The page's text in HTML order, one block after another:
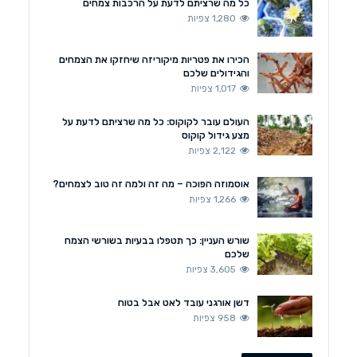
כל מה שרציתם לדעת על הרכבות צמחים
1,280 צפיות
הכירו את פטריות מיקוריזה שיחזקו את הצמחים
והגידולים שלכם
1,017 צפיות
העולם עובר לקוקוס: כל מה שרציתם לדעת על
מצע גידול קוקוס
2,122 צפיות
אוסמוזה הפוכה – מה זה ולמה זה טוב לצמחים?
1,266 צפיות
שורש העניין: כך תטפלו בבעיות בשורשי הצמח
שלכם
3,605 צפיות
דשן אורגני עובד לאט אבל בטוח
958 צפיות